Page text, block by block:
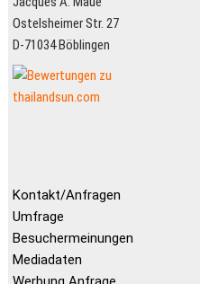
Ostelsheimer Str. 27
D-71034 Böblingen
Kontakt/Anfragen
Umfrage
Besuchermeinungen
Mediadaten